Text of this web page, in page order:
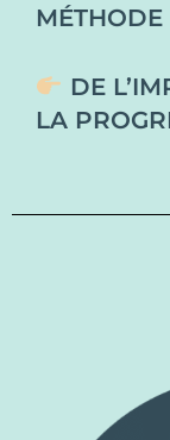
MÉTHODE
DE
LA